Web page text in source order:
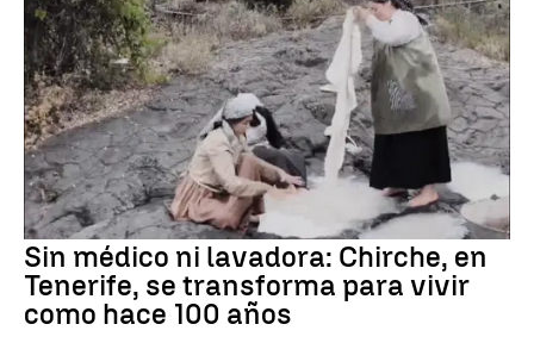
Sin médico ni lavadora: Chirche, en
Tenerife, se transforma para vivir
como hace 100 años